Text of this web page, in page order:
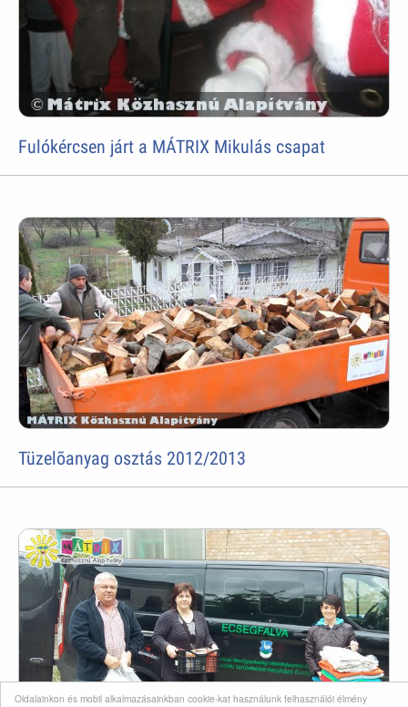
Oldalainkon és mobil alkalmazásainkban cookie-kat használunk felhasználói élmény
Fulókércsen járt a MÁTRIX Mikulás csapat
Tüzelõanyag osztás 2012/2013